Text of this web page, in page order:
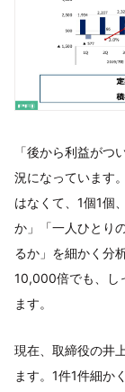
「後から利益がつ
況になっています
はなくて、1個1個
か」「一人ひとり
るか」を細かく分
10,000倍でも、し
ます。
現在、取締役の井
ます。1件1件細か